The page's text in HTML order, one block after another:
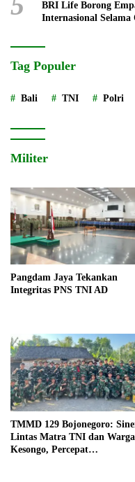
BRI Life Borong
Internasional Selama
Tag Populer
Bali TNI Polri
Militer
Pangdam Jaya Tekankan
Integritas PNS TNI AD
TMMD 129 Bojonegoro:
Lintas Matra TNI dan Warga
Kesongo, Percepat